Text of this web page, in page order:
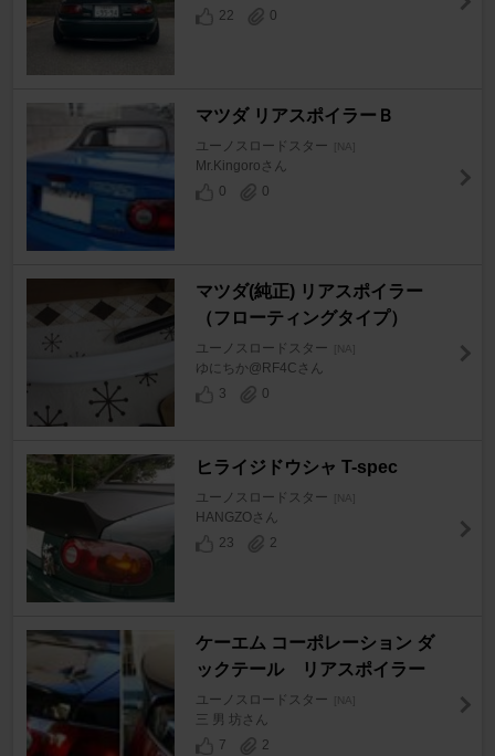
22
0
マツダ リアスポイラーＢ
ユーノスロードスター [NA]
Mr.Kingoroさん
0
0
マツダ(純正) リアスポイラー
（フローティングタイプ）
ユーノスロードスター [NA]
ゆにちか@RF4Cさん
3
0
ヒライジドウシャ T-spec
ユーノスロードスター [NA]
HANGZOさん
23
2
ケーエム コーポレーション ダ
ックテール リアスポイラー
ユーノスロードスター [NA]
三 男 坊さん
7
2